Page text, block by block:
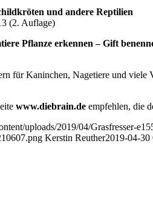
und andere Reptilien
(2. Auflage)
Pflanze erkennen – Gift
für Kaninchen, Nagetiere und
www.diebrain.de empfehlen, die
uploads/2019/04/Grasfresser-
Kerstin Reuther2019-04-30